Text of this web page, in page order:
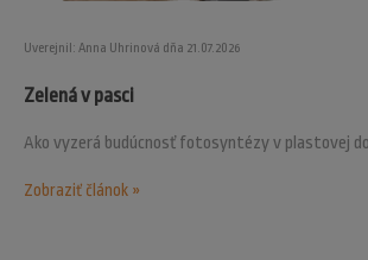
Uverejnil: Anna Uhrinová dňa 21.07.2026
Zelená v pasci
Ako vyzerá budúcnosť fotosyntézy v plastovej
Zobraziť článok »